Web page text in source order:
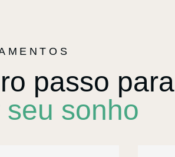
passo para
sonho